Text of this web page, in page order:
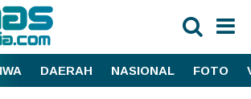
DAERAH NASIONAL FOTO